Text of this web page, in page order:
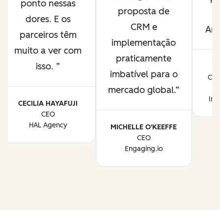
ponto nessas
dores. E os
parceiros têm
muito a ver com
isso.
CECILIA HAYAFUJI
CEO
HAL Agency
proposta de
CRM e
implementação
praticamente
imbatível para o
mercado global.
MICHELLE O'KEEFFE
CEO
Engaging.io